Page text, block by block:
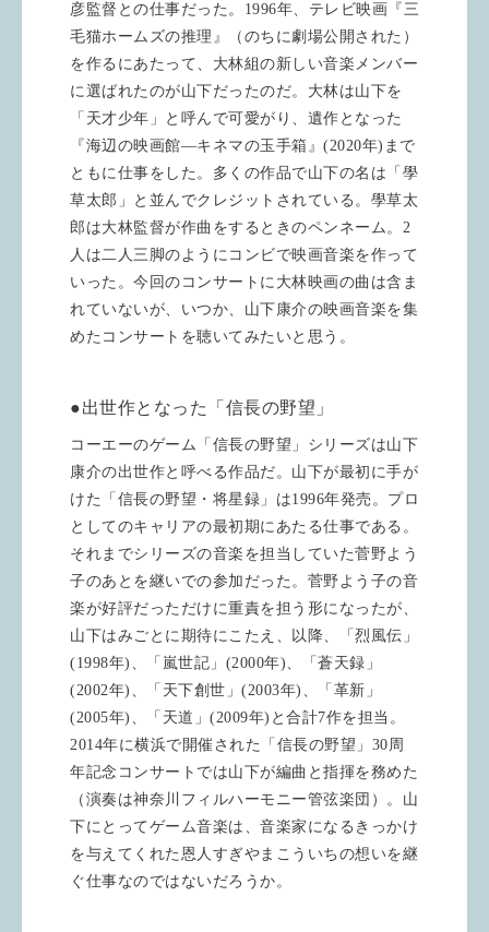
彦監督との仕事だった。 1996年、テレビ映画『三
毛猫ホームズの推理』（のちに劇場公開された）
を作るにあたって、大林組の新しい音楽メンバー
に選ばれたのが山下だったのだ。大林は山下を
「天才少年」と呼んで可愛がり、遺作となった
『海辺の映画館―キネマの玉手箱』 (2020年) まで
ともに仕事をした。多くの作品で山下の名は「學
草太郎」と並んでクレジットされている。學草太
郎は大林監督が作曲をするときのペンネーム。 2
人は二人三脚のようにコンビで映画音楽を作って
いった。今回のコンサートに大林映画の曲は含ま
れていないが、いつか、山下康介の映画音楽を集
めたコンサートを聴いてみたいと思う。
●出世作となった「信長の野望」
コーエーのゲーム「信長の野望」シリーズは山下
康介の出世作と呼べる作品だ。山下が最初に手が
けた「信長の野望・将星録」は1996年発売。プロ
としてのキャリアの最初期にあたる仕事である。
それまでシリーズの音楽を担当していた菅野よう
子のあとを継いでの参加だった。菅野よう子の音
楽が好評だっただけに重責を担う形になったが、
山下はみごとに期待にこたえ、以降、「烈風伝」
(1998年) 、「嵐世記」 (2000年)、「蒼天録」
(2002年) 、「天下創世」 (2003年) 、「革新」
(2005年) 、「天道」 (2009年) と合計7作を担当。
2014年に横浜で開催された「信長の野望」 30周
年記念コンサートでは山下が編曲と指揮を務めた
（演奏は神奈川フィルハーモニー管弦楽団）。山
下にとってゲーム音楽は、音楽家になるきっかけ
を与えてくれた恩人すぎやまこういちの想いを継
ぐ仕事なのではないだろうか。